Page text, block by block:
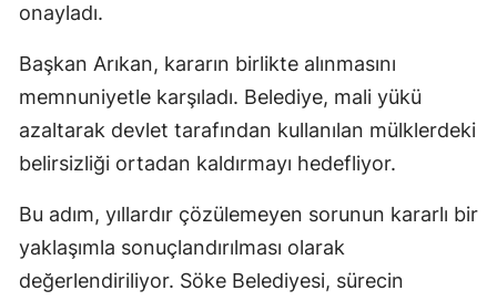
onayladı.
Başkan Arıkan, kararın birlikte alınmasını
memnuniyetle karşıladı. Belediye, mali yükü
azaltarak devlet tarafından kullanılan mülklerdeki
belirsizliği ortadan kaldırmayı hedefliyor.
Bu adım, yıllardır çözülemeyen sorunun kararlı bir
yaklaşımla sonuçlandırılması olarak
değerlendiriliyor. Söke Belediyesi, sürecin